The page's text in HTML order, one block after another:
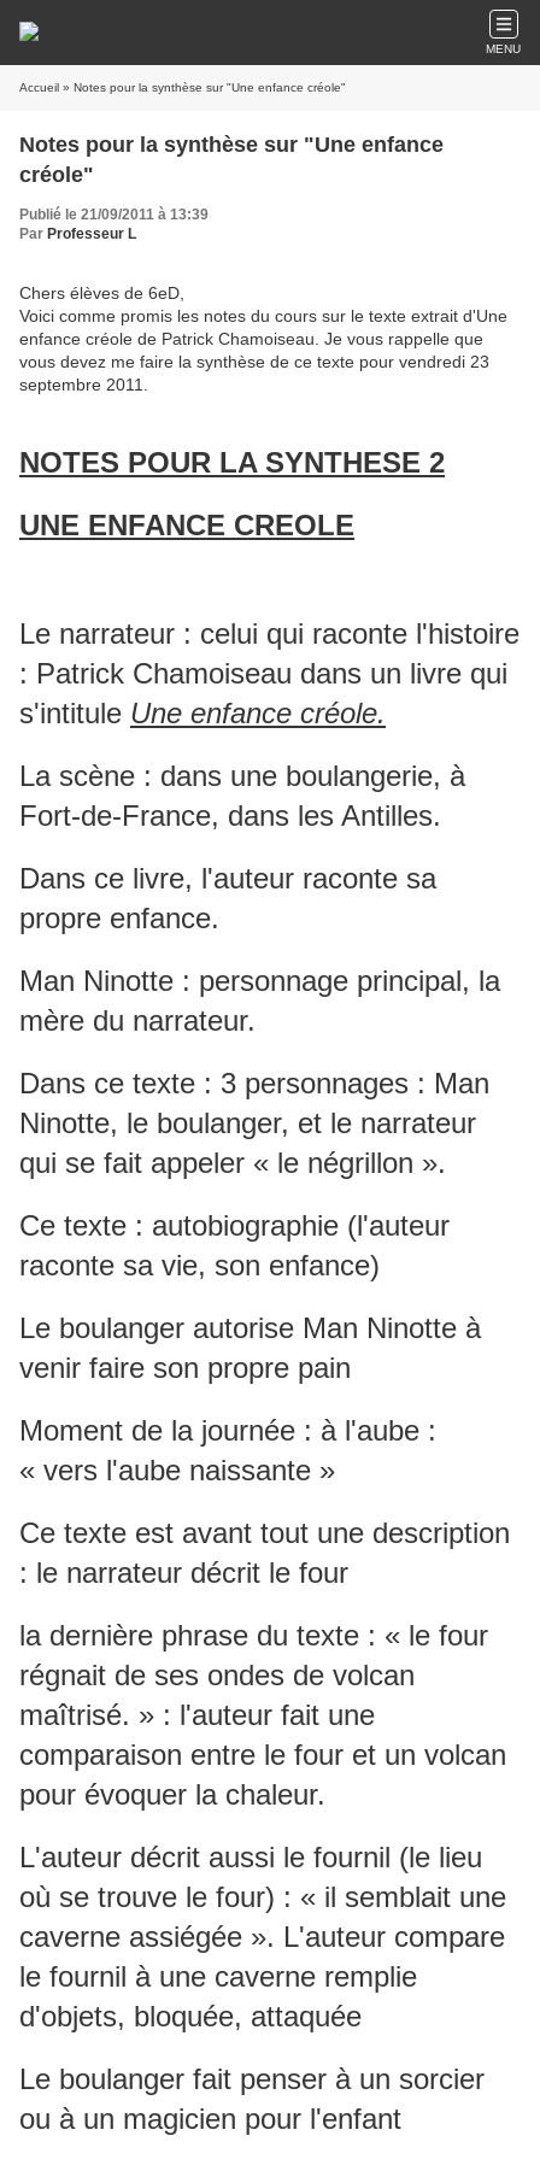
MENU
Accueil » Notes pour la synthèse sur "Une enfance créole"
Notes pour la synthèse sur "Une enfance
créole"
Publié le 21/09/2011 à 13:39
Par Professeur L
Chers élèves de 6eD,
Voici comme promis les notes du cours sur le texte extrait d'Une
enfance créole de Patrick Chamoiseau. Je vous rappelle que
vous devez me faire la synthèse de ce texte pour vendredi 23
septembre 2011.
NOTES POUR LA SYNTHESE 2
UNE ENFANCE CREOLE
Le narrateur : celui qui raconte l'histoire
: Patrick Chamoiseau dans un livre qui
s'intitule Une enfance créole.
La scène : dans une boulangerie, à
Fort-de-France, dans les Antilles.
Dans ce livre, l'auteur raconte sa
propre enfance.
Man Ninotte : personnage principal, la
mère du narrateur.
Dans ce texte : 3 personnages : Man
Ninotte, le boulanger, et le narrateur
qui se fait appeler « le négrillon ».
Ce texte : autobiographie (l'auteur
raconte sa vie, son enfance)
Le boulanger autorise Man Ninotte à
venir faire son propre pain
Moment de la journée : à l'aube :
« vers l'aube naissante »
Ce texte est avant tout une description
: le narrateur décrit le four
la dernière phrase du texte : « le four
régnait de ses ondes de volcan
maîtrisé. » : l'auteur fait une
comparaison entre le four et un volcan
pour évoquer la chaleur.
L'auteur décrit aussi le fournil (le lieu
où se trouve le four) : « il semblait une
caverne assiégée ». L'auteur compare
le fournil à une caverne remplie
d'objets, bloquée, attaquée
Le boulanger fait penser à un sorcier
ou à un magicien pour l'enfant